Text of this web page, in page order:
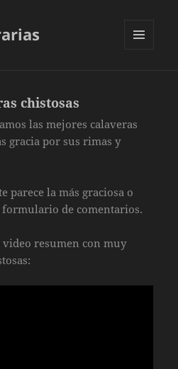
chistosas
las mejores calaveras
gracia por sus rimas y
parece la más graciosa o
formulario de comentarios.
resumen con muy